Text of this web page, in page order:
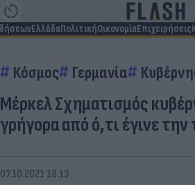
ΕλλάδαΠολιτικήΟικονομίαΕπιχειρήσεις
Κόσμος Γερμανία
Μέρκελ Σχηματισμός
γρήγορα από ό,τι έγινε
07.10.2021 18:13